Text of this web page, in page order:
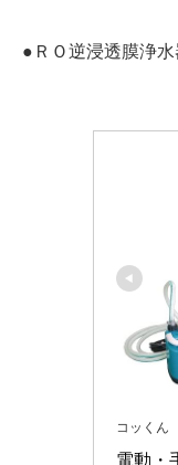
●ＲＯ逆浸透膜浄
コッくん
電動・